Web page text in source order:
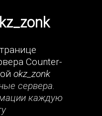
Counter-
okz_zonk
сервера.
каждую